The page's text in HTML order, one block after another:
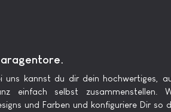
uns kannst du dir dein hochwertiges,
einfach selbst zusammenstellen.
und Farben und konfiguriere Dir so